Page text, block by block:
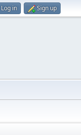
Log in Sign up